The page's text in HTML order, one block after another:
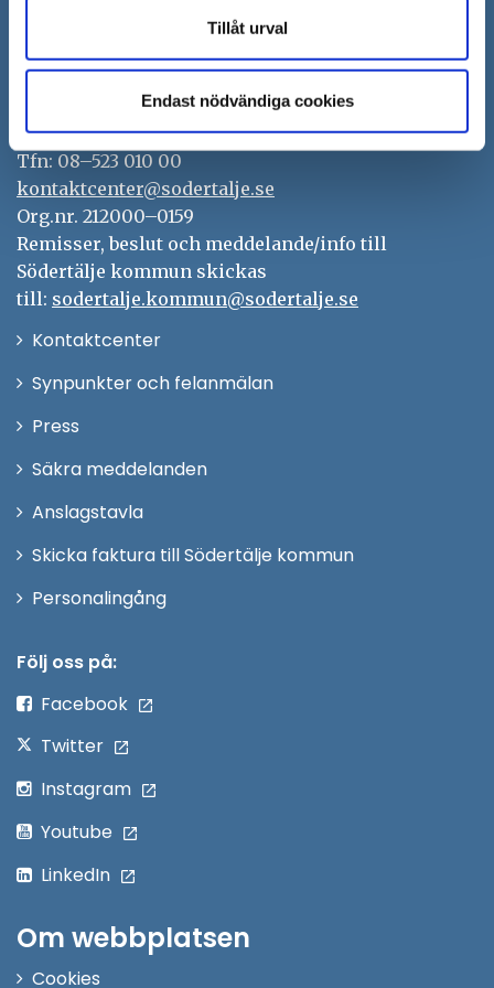
Tillåt urval
Endast nödvändiga cookies
Södertälje kommun
151 89 Södertälje
Besöksadress: Nyköpingsvägen 26
Tfn: 08–523 010 00
kontaktcenter@sodertalje.se
Org.nr. 212000–0159
Remisser, beslut och meddelande/info till
Södertälje kommun skickas
till: sodertalje.kommun@sodertalje.se
KontaktcenterÖppna
Synpunkter och felanmälan
Press
fönster
Säkra meddelanden
Anslagstavla
Skicka faktura till Södertälje kommun
PersonalingångÖppna
Följ oss på:
Facebook
Twitter
Instagram
Youtube
LinkedIn
Om webbplatsen
Cookies